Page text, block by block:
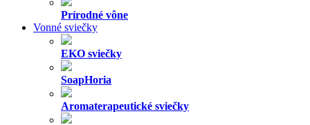
Prírodné vône
Vonné sviečky
EKO sviečky
SoapHoria
Aromaterapeutické sviečky